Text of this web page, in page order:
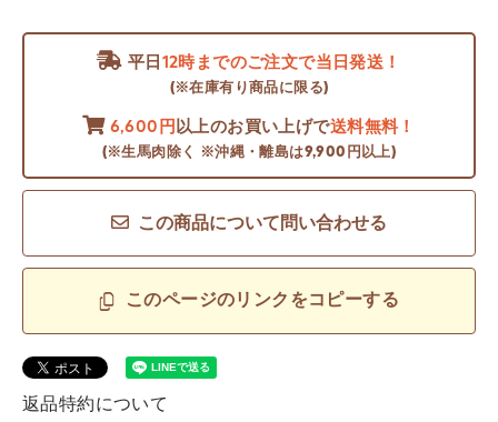
平日 12時までのご注文で当日発送！
(※在庫有り商品に限る)
6,600円 以上のお買い上げで送料無料！
(※生馬肉除く ※沖縄・離島は9,900円以上)
この商品について問い合わせる
このページのリンクをコピーする
返品特約について